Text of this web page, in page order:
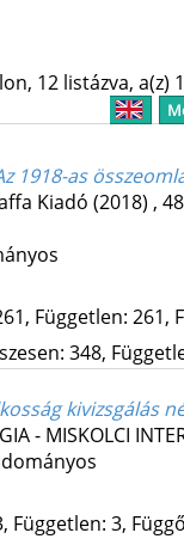
12 listázva, a(z)
1918-as
Kiadó (2018) ,
Független: 261,
348,
kivizsgálás
- MISKOLCI
Független: 3,